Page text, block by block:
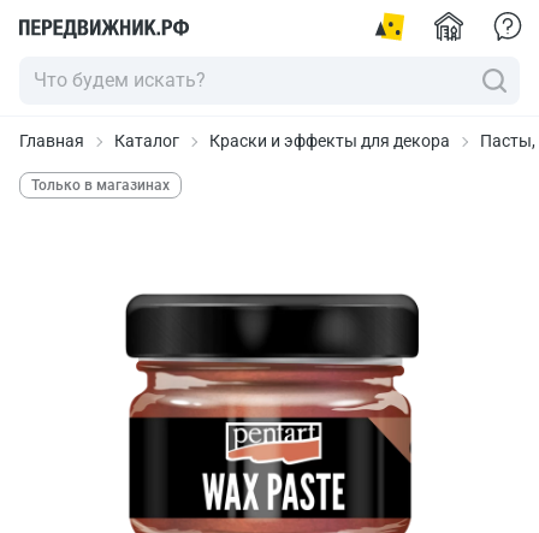
Главная Каталог Краски и эффекты для декора Пасты,
Только в магазинах